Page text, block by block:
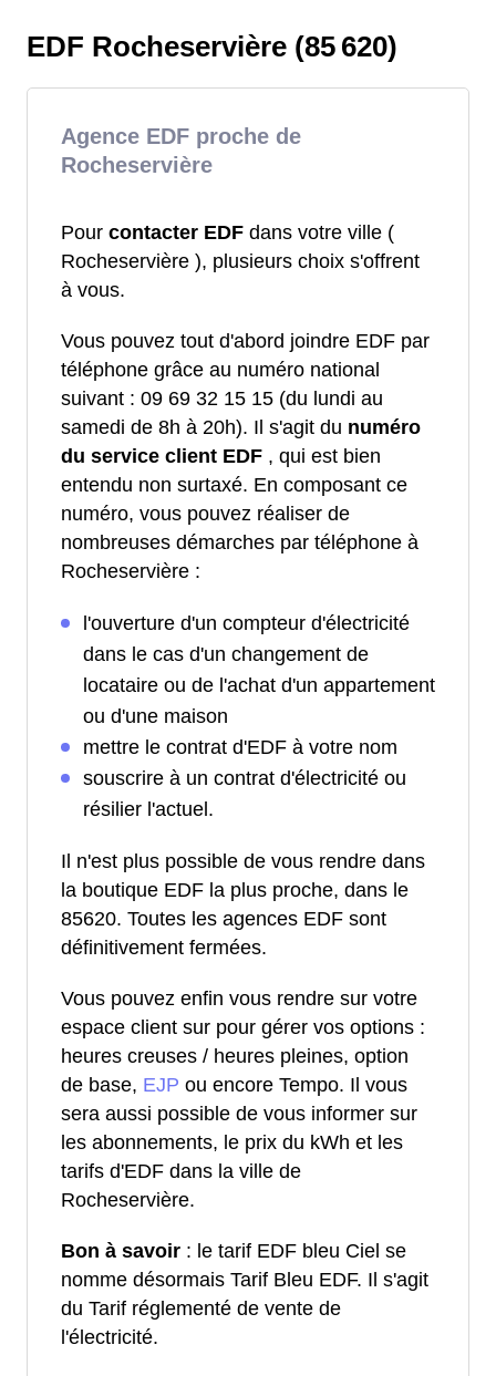
EDF Rocheservière (85 620)
Agence EDF proche de
Rocheservière
Pour contacter EDF dans votre ville (
Rocheservière ), plusieurs choix s'offrent
à vous.
Vous pouvez tout d'abord joindre EDF par
téléphone grâce au numéro national
suivant : 09 69 32 15 15 (du lundi au
samedi de 8h à 20h). Il s'agit du numéro
du service client EDF , qui est bien
entendu non surtaxé. En composant ce
numéro, vous pouvez réaliser de
nombreuses démarches par téléphone à
Rocheservière :
l'ouverture d'un compteur d'électricité
dans le cas d'un changement de
locataire ou de l'achat d'un appartement
ou d'une maison
mettre le contrat d'EDF à votre nom
souscrire à un contrat d'électricité ou
résilier l'actuel.
Il n'est plus possible de vous rendre dans
la boutique EDF la plus proche, dans le
85620. Toutes les agences EDF sont
définitivement fermées.
Vous pouvez enfin vous rendre sur votre
espace client sur pour gérer vos options :
heures creuses / heures pleines, option
de base, EJP ou encore Tempo. Il vous
sera aussi possible de vous informer sur
les abonnements, le prix du kWh et les
tarifs d'EDF dans la ville de
Rocheservière.
Bon à savoir : le tarif EDF bleu Ciel se
nomme désormais Tarif Bleu EDF. Il s'agit
du Tarif réglementé de vente de
l'électricité.